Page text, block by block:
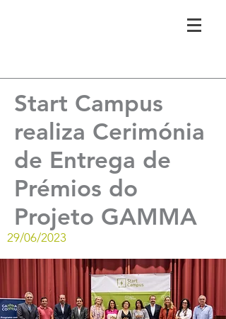
Start Campus
realiza Cerimónia
de Entrega de
Prémios do
Projeto GAMMA
29/06/2023